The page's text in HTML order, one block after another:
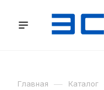
Главная — Каталог